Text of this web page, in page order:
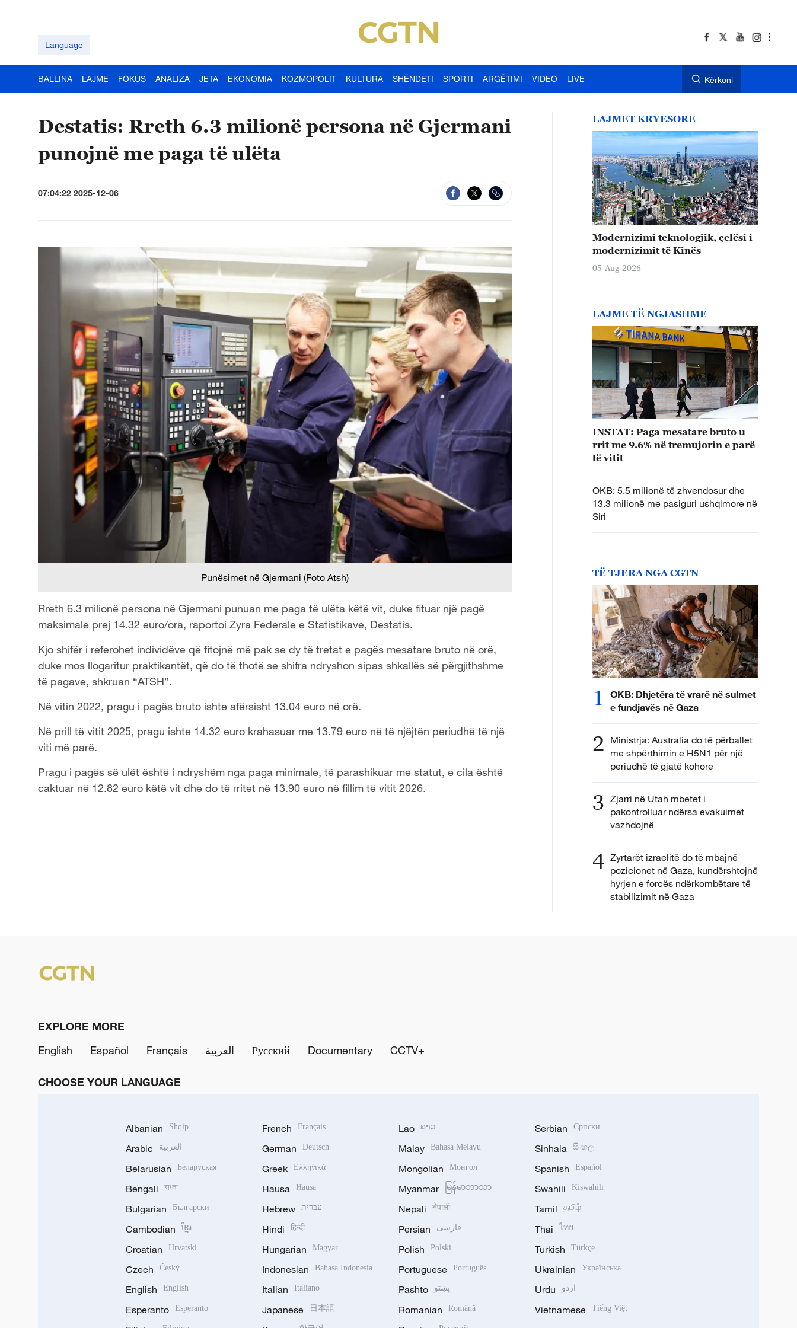
Language
BALLINA LAJME FOKUS ANALIZA JETA EKONOMIA KOZMOPOLIT KULTURA SHËNDETI SPORTI ARGËTIMI VIDEO LIVE Kërkoni
Destatis: Rreth 6.3 milionë persona në Gjermani
punojnë me paga të ulëta
07:04:22 2025-12-06
Punësimet në Gjermani (Foto Atsh)
Rreth 6.3 milionë persona në Gjermani punuan me paga të ulëta këtë vit, duke fituar një pagë
maksimale prej 14.32 euro/ora, raportoi Zyra Federale e Statistikave, Destatis.
Kjo shifër i referohet individëve që fitojnë më pak se dy të tretat e pagës mesatare bruto në orë,
duke mos llogaritur praktikantët, që do të thotë se shifra ndryshon sipas shkallës së përgjithshme
të pagave, shkruan “ATSH”.
Në vitin 2022, pragu i pagës bruto ishte afërsisht 13.04 euro në orë.
Në prill të vitit 2025, pragu ishte 14.32 euro krahasuar me 13.79 euro në të njëjtën periudhë të një
viti më parë.
Pragu i pagës së ulët është i ndryshëm nga paga minimale, të parashikuar me statut, e cila është
caktuar në 12.82 euro këtë vit dhe do të rritet në 13.90 euro në fillim të vitit 2026.
LAJMET KRYESORE
Modernizimi teknologjik, çelësi i
modernizimit të Kinës
05-Aug-2026
LAJME TË NGJASHME
INSTAT: Paga mesatare bruto u
rrit me 9.6% në tremujorin e parë
të vitit
OKB: 5.5 milionë të zhvendosur dhe
13.3 milionë me pasiguri ushqimore në
Siri
TË TJERA NGA CGTN
1
OKB: Dhjetëra të vrarë në sulmet
e fundjavës në Gaza
2 Ministrja: Australia do të përballet
me shpërthimin e H5N1 për një
periudhë të gjatë kohore
3 Zjarri në Utah mbetet i
pakontrolluar ndërsa evakuimet
vazhdojnë
4 Zyrtarët izraelitë do të mbajnë
pozicionet në Gaza, kundërshtojnë
hyrjen e forcës ndërkombëtare të
stabilizimit në Gaza
EXPLORE MORE
English
Español Français العربية Русский Documentary CCTV+
CHOOSE YOUR LANGUAGE
Albanian Shqip
Arabic العربية
Belarusian Беларуская
Bengali বাংলা
Bulgarian Български
Cambodian ខ្មែរ
Croatian Hrvatski
Czech Český
English English
Esperanto Esperanto
French Français
German Deutsch
Greek Ελληνικά
Hausa Hausa
Hebrew עברית
Hindi हिन्दी
Hungarian Magyar
Indonesian Bahasa Indonesia
Italian Italiano
Japanese 日本語
Lao ລາວ
Malay Bahasa Melayu
Mongolian Монгол
Myanmar မြန်မာဘာသာ
Nepali नेपाली
Persian فارسی
Polish Polski
Portuguese Português
Pashto پښتو
Romanian Română
Serbian Српски
Sinhala සිංහල
Spanish Español
Swahili Kiswahili
Tamil தமிழ்
Thai ไทย
Turkish Türkçe
Ukrainian Українська
Urdu اردو
Vietnamese Tiếng Việt